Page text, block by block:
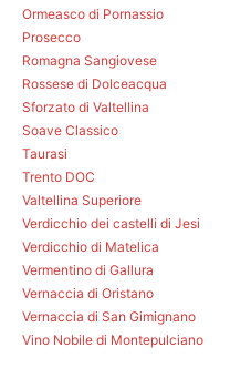
Ormeasco di Pornassio
Prosecco
Romagna Sangiovese
Rossese di Dolceacqua
Sforzato di Valtellina
Soave Classico
Taurasi
Trento DOC
Valtellina Superiore
Verdicchio dei castelli di Jesi
Verdicchio di Matelica
Vermentino di Gallura
Vernaccia di Oristano
Vernaccia di San Gimignano
Vino Nobile di Montepulciano